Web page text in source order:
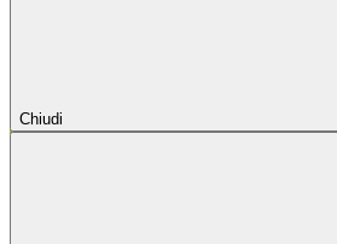
Chiudi